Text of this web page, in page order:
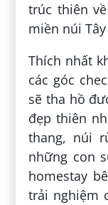
trúc thiên
miền núi Tây
Thích nhất
các góc
sẽ tha hồ
đẹp thiên
thang, núi
những con
homestay
trải nghiệm